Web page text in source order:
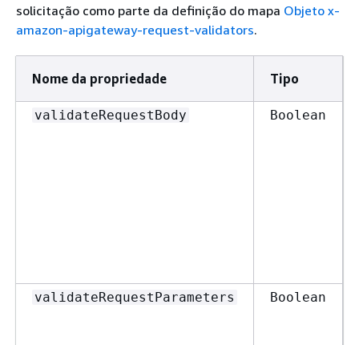
solicitação como parte da definição do mapa Objeto x-
amazon-apigateway-request-validators.
Nome da propriedade Tipo
validateRequestBody Boolean
validateRequestParameters Boolean